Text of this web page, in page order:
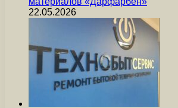
22.05.2026